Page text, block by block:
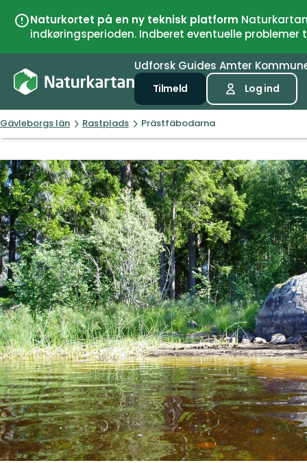
Naturkortet på en ny teknisk platform
indkøringsperioden. Indberet eventuelle
Udforsk Guides Amter
Tilmeld Log ind
Gävleborgs län Rastplads Prästfäbodarna